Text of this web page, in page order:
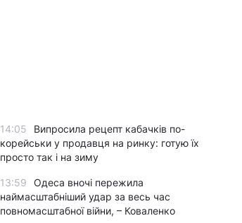
14:05
Випросила рецепт кабачків по-
корейськи у продавця на ринку: готую їх
просто так і на зиму
13:59
Одеса вночі пережила
наймасштабніший удар за весь час
повномасштабної війни, – Коваленко